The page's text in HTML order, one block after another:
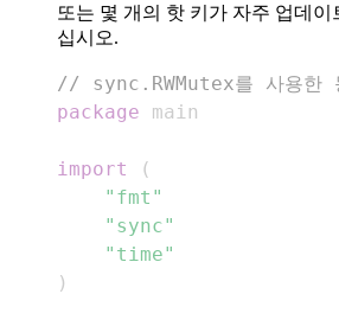
또는 몇 개의 핫 키가 자주 업데
십시오.
// sync.RWMutex를 사용한
package
import
(
"fmt"
"sync"
"time"
)